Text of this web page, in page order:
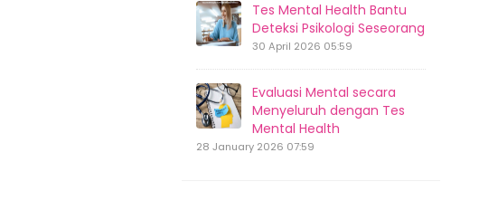
Tes Mental Health Bantu
Deteksi Psikologi Seseorang
30 April 2026 05:59
Evaluasi Mental secara
Menyeluruh dengan Tes
Mental Health
28 January 2026 07:59